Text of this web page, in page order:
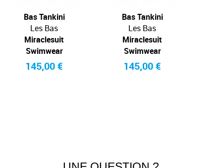
Bas Tankini
Les Bas
Miraclesuit
Swimwear
145,00 €
Bas Tankini
Les Bas
Miraclesuit
Swimwear
145,00 €